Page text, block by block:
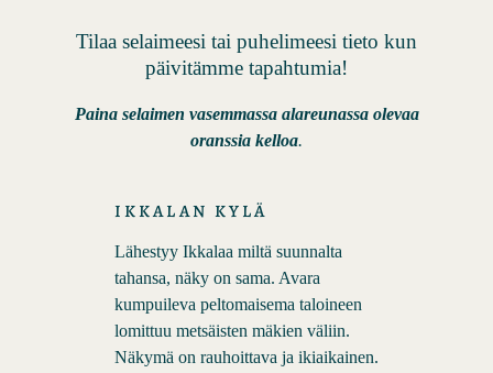
Tilaa selaimeesi tai puhelimeesi tieto kun
päivitämme tapahtumia!
Paina selaimen vasemmassa alareunassa olevaa
oranssia kelloa.
IKKALAN KYLÄ
Lähestyy Ikkalaa miltä suunnalta
tahansa, näky on sama. Avara
kumpuileva peltomaisema taloineen
lomittuu metsäisten mäkien väliin.
Näkymä on rauhoittava ja ikiaikainen.